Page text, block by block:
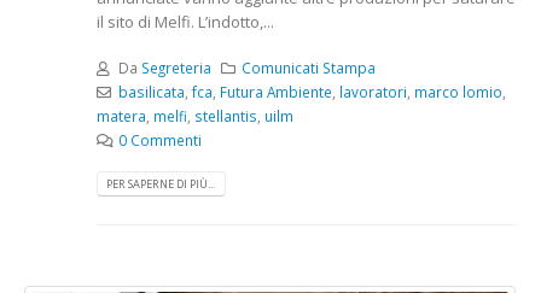
il sito di Melfi. L’indotto,...
Da Segreteria
Comunicati Stampa
basilicata fca Futura Ambiente lavoratori marco lomio
matera melfi stellantis uilm
0 Commenti
PER SAPERNE DI PIÙ...